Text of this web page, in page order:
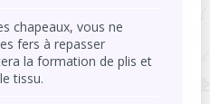
chapeaux, vous ne
fers à repasser
la formation de plis et
tissu.